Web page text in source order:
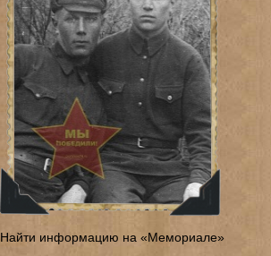
Найти информацию на «Мемориале»